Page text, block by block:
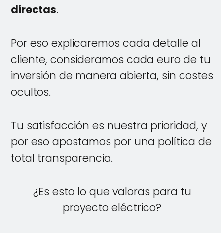
directas.
Por eso explicaremos cada detalle al
cliente, consideramos cada euro de tu
inversión de manera abierta, sin costes
ocultos.
Tu satisfacción es nuestra prioridad, y
por eso apostamos por una política de
total transparencia.
¿Es esto lo que valoras para tu
proyecto eléctrico?